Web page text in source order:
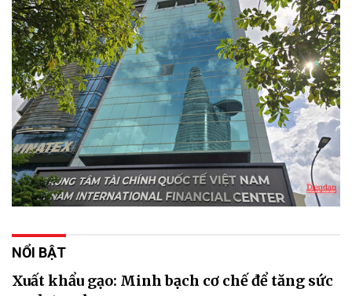
NỔI BẬT
Xuất khẩu gạo: Minh bạch cơ chế để tăng sức